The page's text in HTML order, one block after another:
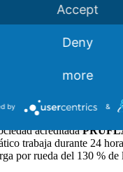
/ ECE 109 R
y
la fiabilidad y
más alto posible, todos
al «Ensayo de
allá de los requisitos
acreditada
trabaja durante 24
por rueda del 130 % de
Accept
Deny
more
by &